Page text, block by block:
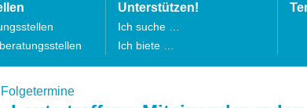
Unterstützen!
Ich suche …
Ich biete …
Folgetermine